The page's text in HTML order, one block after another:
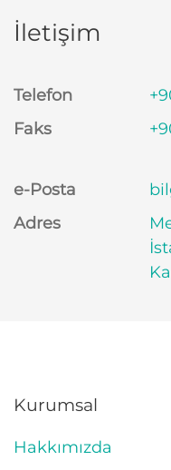
İletişim
Telefon
Faks
e-Posta
Adres
Kurumsal
Hakkımızda